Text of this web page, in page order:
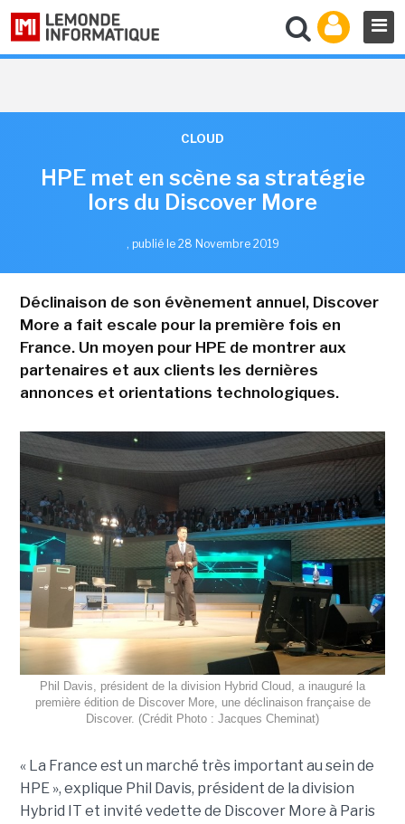
CLOUD
HPE met en scène sa stratégie
lors du Discover More
, publié le 28 Novembre 2019
Déclinaison de son évènement annuel, Discover
More a fait escale pour la première fois en
France. Un moyen pour HPE de montrer aux
partenaires et aux clients les dernières
annonces et orientations technologiques.
Phil Davis, président de la division Hybrid Cloud, a inauguré la
première édition de Discover More, une déclinaison française de
Discover. (Crédit Photo : Jacques Cheminat)
« La France est un marché très important au sein de
HPE », explique Phil Davis, président de la division
Hybrid IT et invité vedette de Discover More à Paris